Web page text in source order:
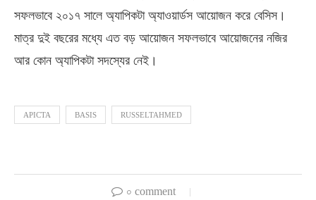
সফলভাবে ২০১৭ সালে অ্যাপিকটা অ্যাওয়ার্ডস আয়োজন করে বেসিস।
মাত্র দুই বছরের মধ্যে এত বড় আয়োজন সফলভাবে আয়োজনের নজির
আর কোন অ্যাপিকটা সদস্যের নেই।
APICTA BASIS RUSSELTAHMED
০ comment